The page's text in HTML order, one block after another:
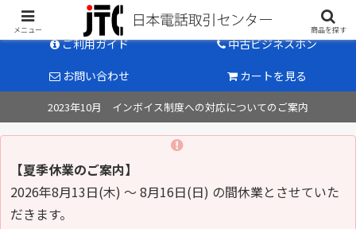
中古ビジネスホン販売のパイオニア
ご利用ガイド
中古ビジネスホン
お問い合わせ
カートを見る
2023年10月 インボイス制度への対応についてのご案内
【夏季休業のご案内】
2026年8月13日(木) ～ 8月16日(日) の間休業とさせていた
だきます。
メニュー 商品を探す